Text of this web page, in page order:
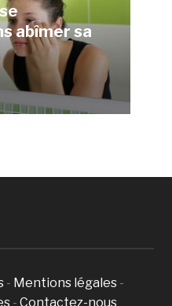
abîmer sa
- Mentions légales -
- Contactez-nous